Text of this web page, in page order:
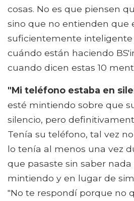
cosas. No es que piensen
sino que no entienden que
suficientemente inteligente
cuándo están haciendo
cuando dicen estas 10
"Mi teléfono estaba en
esté mintiendo sobre que
silencio, pero
Tenía su teléfono, tal vez
lo tenía al menos una vez
que pasaste sin saber nada
mintiendo y en lugar de
"No te respondí porque no